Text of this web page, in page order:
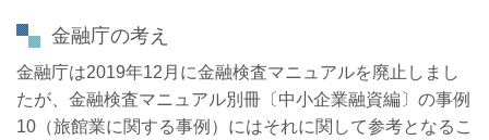
金融庁の考え
金融庁は2019年12月に金融検査マニュアルを廃止しまし
たが、金融検査マニュアル別冊〔中小企業融資編〕の事例
10（旅館業に関する事例）にはそれに関して参考となるこ